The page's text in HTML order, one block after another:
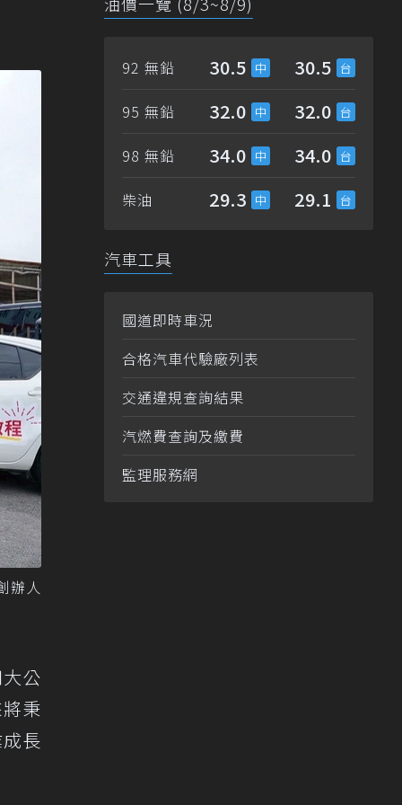
辦人
公
秉
長
92 無鉛 30.5 30.5
95 無鉛 32.0 32.0
98 無鉛 34.0 34.0
柴油 29.3 29.1
汽車工具
國道即時車況
合格汽車代驗廠列表
交通違規查詢結果
汽燃費查詢及繳費
監理服務網